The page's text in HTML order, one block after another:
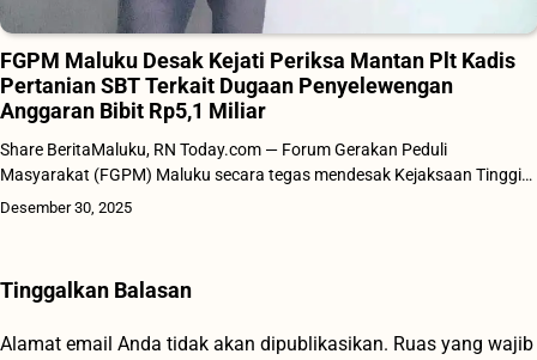
FGPM Maluku Desak Kejati Periksa Mantan Plt Kadis
Pertanian SBT Terkait Dugaan Penyelewengan
Anggaran Bibit Rp5,1 Miliar
Share BeritaMaluku, RN Today.com — Forum Gerakan Peduli
Masyarakat (FGPM) Maluku secara tegas mendesak Kejaksaan Tinggi…
Desember 30, 2025
Tinggalkan Balasan
Alamat email Anda tidak akan dipublikasikan. Ruas yang wajib